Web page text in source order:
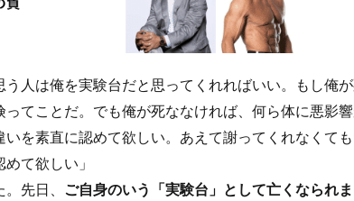
う人は俺を実験台だと思ってくれればいい。もし俺
てことだ。でも俺が死ななければ、何ら体に悪影
を素直に認めて欲しい。あえて謝ってくれなくて
て欲しい」
先日、 ご自身のいう「実験台」として亡くなられ